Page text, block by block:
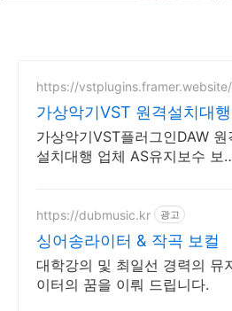
https://vstplugins.framer.website/
가상악기VST 원격설치대행
상악기플러그인 원격설치대
가상악기VST플러그인DAW 원
설치대행 업체 AS유지보수 보
체/AS 유지보수 보장/24시간
https://dubmusic.kr 광고
싱어송라이터 & 작곡 보컬
대학강의 및 최일선 경력의 뮤
이터의 꿈을 이뤄 드립니다.